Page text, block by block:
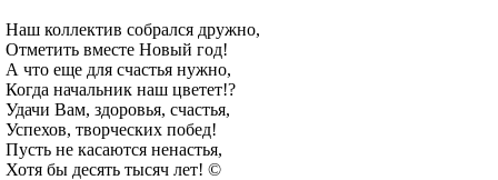
Наш коллектив собрался дружно,
Отметить вместе Новый год!
А что еще для счастья нужно,
Когда начальник наш цветет!?
Удачи Вам, здоровья, счастья,
Успехов, творческих побед!
Пусть не касаются ненастья,
Хотя бы десять тысяч лет! ©